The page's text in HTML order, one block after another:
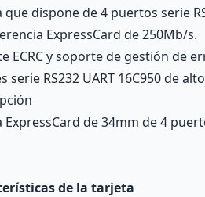
que dispone de 4 puertos serie
ExpressCard de 250Mb/s.
ECRC y soporte de gestión de
serie RS232 UART 16C950 de
ExpressCard de 34mm de 4
de la tarjeta